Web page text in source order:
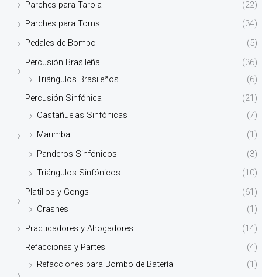
Parches para Tarola
(22)
Parches para Toms
(34)
Pedales de Bombo
(5)
Percusión Brasileña
(36)
Triángulos Brasileños
(6)
Percusión Sinfónica
(21)
Castañuelas Sinfónicas
(7)
Marimba
(1)
Panderos Sinfónicos
(3)
Triángulos Sinfónicos
(10)
Platillos y Gongs
(61)
Crashes
(1)
Practicadores y Ahogadores
(14)
Refacciones y Partes
(4)
Refacciones para Bombo de Batería
(1)